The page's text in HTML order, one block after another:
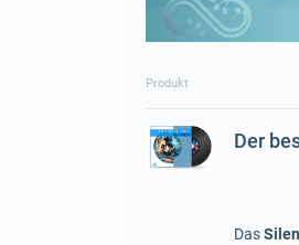
Produkt
Der
Das